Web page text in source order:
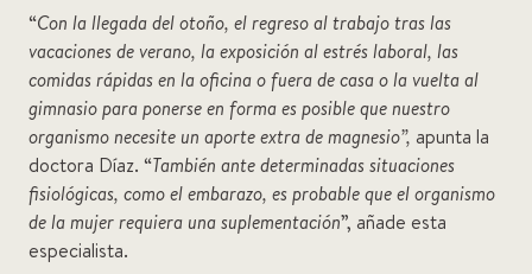
“Con la llegada del otoño, el regreso al trabajo tras las
vacaciones de verano, la exposición al estrés laboral, las
comidas rápidas en la oficina o fuera de casa o la vuelta al
gimnasio para ponerse en forma es posible que nuestro
organismo necesite un aporte extra de magnesio”, apunta la
doctora Díaz. “También ante determinadas situaciones
fisiológicas, como el embarazo, es probable que el organismo
de la mujer requiera una suplementación”, añade esta
especialista.